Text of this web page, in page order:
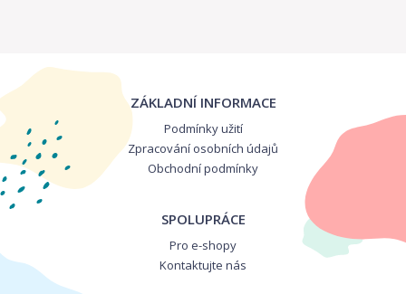
ZÁKLADNÍ INFORMACE
Podmínky užití
Zpracování osobních údajů
Obchodní podmínky
SPOLUPRÁCE
Pro e-shopy
Kontaktujte nás